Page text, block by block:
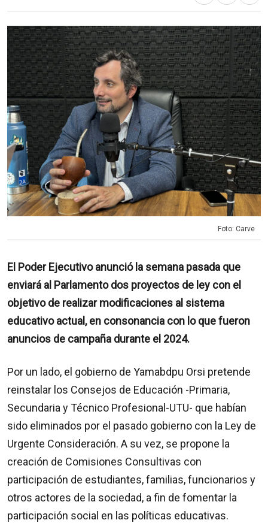
Foto: Carve
El Poder Ejecutivo anunció la semana pasada que
enviará al Parlamento dos proyectos de ley con el
objetivo de realizar modificaciones al sistema
educativo actual, en consonancia con lo que fueron
anuncios de campaña durante el 2024.
Por un lado, el gobierno de Yamabdpu Orsi pretende
reinstalar los Consejos de Educación -Primaria,
Secundaria y Técnico Profesional-UTU- que habían
sido eliminados por el pasado gobierno con la Ley de
Urgente Consideración. A su vez, se propone la
creación de Comisiones Consultivas con
participación de estudiantes, familias, funcionarios y
otros actores de la sociedad, a fin de fomentar la
participación social en las políticas educativas.